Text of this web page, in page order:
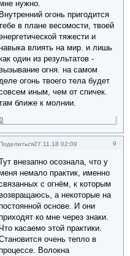
нужно.
Внутренний огонь пригодится
в плане весомости, твоей
тяжести и
влиять на мир. и лишь
один из результатов -
огня. на самом
деле огонь твоего тела будет
иным, чем от спичек.
ближе к молнии.
0
9
27.11.18 02:09
внезапно осознала, что у
немало практик, именно
с огнём, к которым
а некоторые на
основе. И они
ко мне через знаки.
Что касаемо этой практики.
очень тепло в
Волокна